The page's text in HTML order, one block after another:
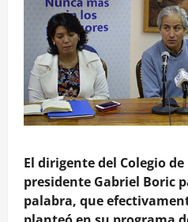
El dirigente del Colegio
presidente Gabriel Boric
palabra, que